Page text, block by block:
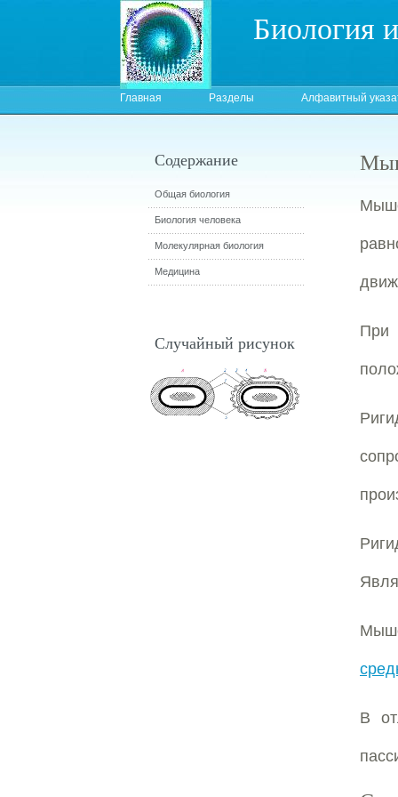
Биология
Главная Разделы Алфавитный
При
В
Содержание
Общая биология
Биология человека
Молекулярная биология
Медицина
Случайный рисунок